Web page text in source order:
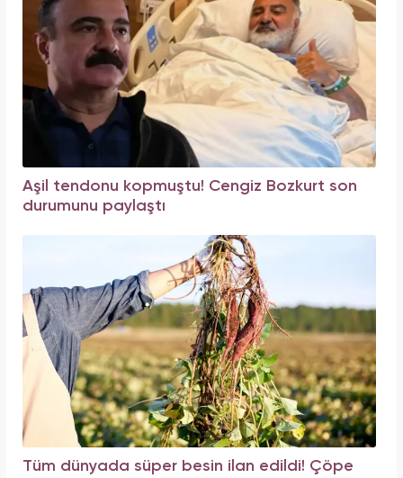
Aşil tendonu kopmuştu! Cengiz Bozkurt son
durumunu paylaştı
Tüm dünyada süper besin ilan edildi! Çöpe